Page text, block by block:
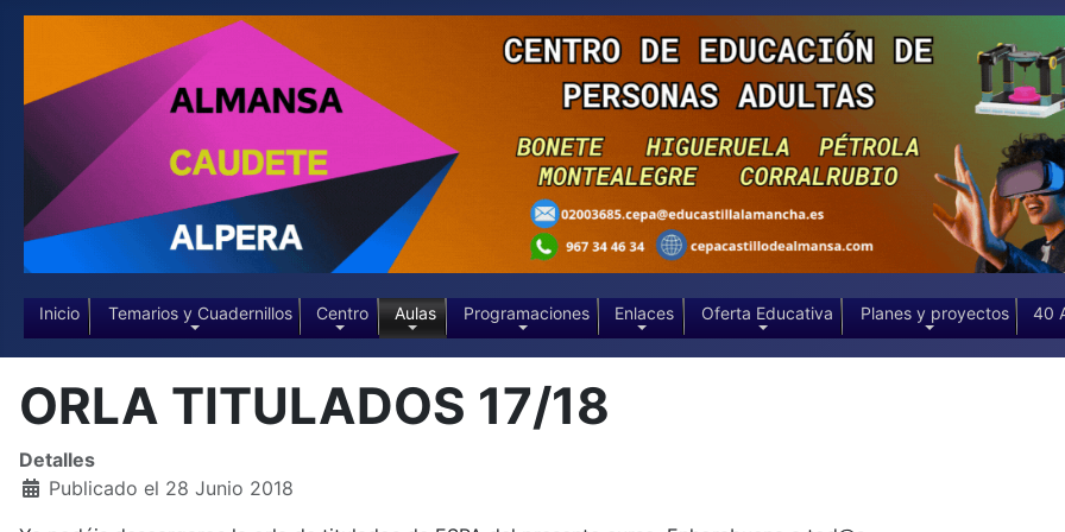
Inicio Temarios y Cuadernillos Centro Aulas Programaciones Enlaces Oferta Educativa Planes y proyectos 40
ORLA TITULADOS 17/18
Detalles
Publicado el 28 Junio 2018